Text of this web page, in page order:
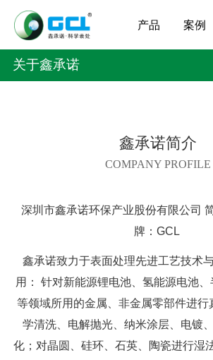
产品 案例
关于鑫承诺
鑫承诺简介
COMPANY PROFILE
深圳市鑫承诺环保产业股份有限公司
牌：GCL
鑫承诺致力于表面处理先进工艺技术
用： 针对新能源锂电池、氢能源电池
等领域所用的金属、非金属零部件进行
学清洗、电解抛光、纳米涂层、电镀
化；对晶圆、硅环、石英、陶瓷进行湿